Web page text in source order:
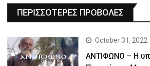
ΠΕΡΙΣΣΟΤΕΡΕΣ ΠΡΟΒΟΛΕΣ
October 31, 2022
ΑΝΤΙΦΩΝΟ – Η